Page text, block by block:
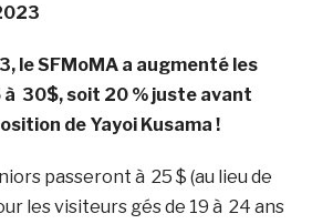
le SFMoMA a augmenté les
à 30$, soit 20 % juste avant
de Yayoi Kusama !
passeront à 25 $ (au lieu de
les visiteurs gés de 19 à 24 ans